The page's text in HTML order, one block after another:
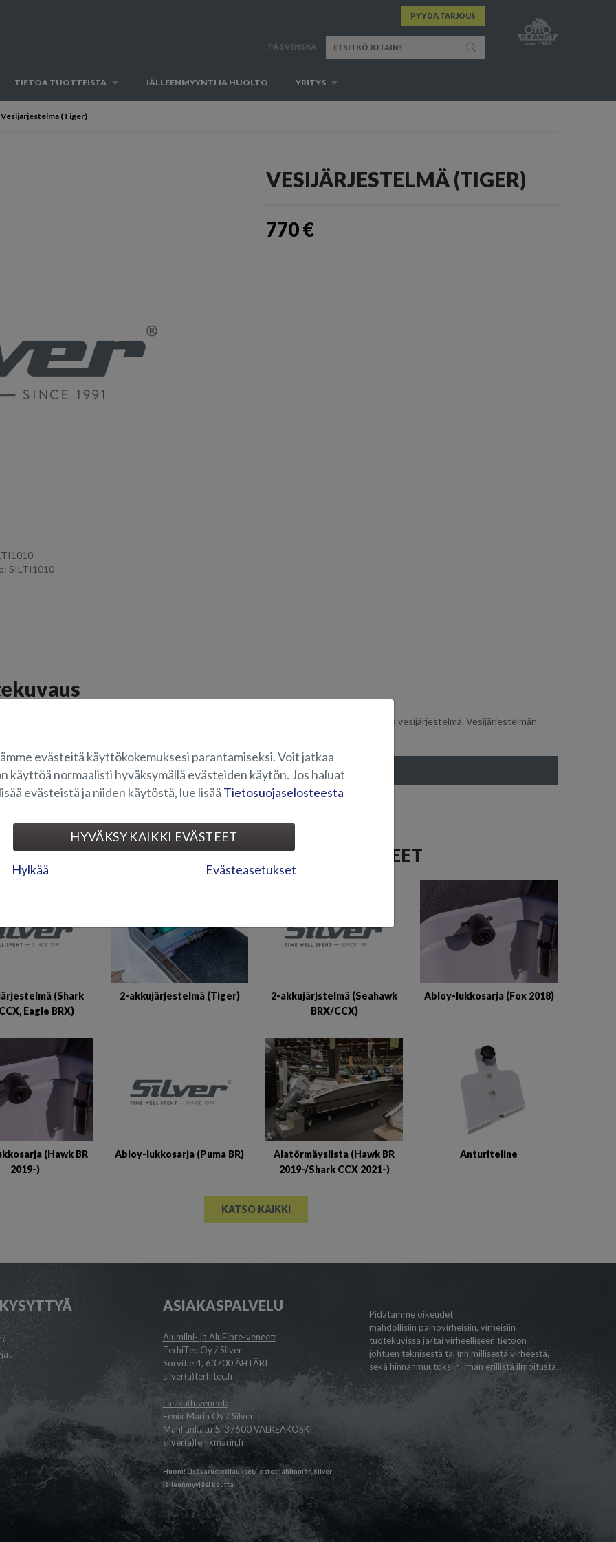
PYYDÄ TARJOUS
PÅ SVENSKA
TIETOA TUOTTEISTA JÄLLEENMYYNTI JA HUOLTO YRITYS
Vesijärjestelmä (Tiger)
SILTI1010
VESIJÄRJESTELMÄ (TIGER)
770 €
pulpetissa on pentteri jossa tiskiallas. Tiskialtaaseen on mahdollista asentaa vesihana ja vesijärjestelmä. Vesijärjestelmän
ELEKTRONIIKKA JA MUUT VARUSTEET
(Shark
Eagle BRX)
2-akkujärjestelmä (Tiger)
2-akkujärjstelmä (Seahawk
BRX/CCX)
Abloy-lukkosarja (Fox 2018)
(Hawk BR
2019-)
Abloy-lukkosarja (Puma BR)
Alatörmäyslista (Hawk BR
2019-/Shark CCX 2021-)
Anturiteline
KATSO KAIKKI
ASIAKASPALVELU
Alumiini- ja AluFibre-veneet:
TerhiTec Oy / Silver
Sorvitie 4, 63700 ÄHTÄRI
silver(a)terhitec.fi
Lasikuituveneet:
Fenix Marin Oy / Silver
Mahliankatu 5, 37600 VALKEAKOSKI
silver(a)fenixmarin.fi
Huom! Lisävarustetilaukset/-ostot lähimmän Silver-
jälleenmyyjäsikautta.
Pidätämme oikeudet
mahdollisiin painovirheisiin, virheisiin
tuotekuvissa ja/tai virheelliseen tietoon
johtuen teknisestä tai inhimillisestä virheestä,
sekä hinnanmuutoksiin ilman erillistä ilmoitusta.
evästeitä käyttökokemuksesi parantamiseksi. Voit jatkaa
käyttöä normaalisti hyväksymällä evästeiden käytön. Jos haluat
evästeistä ja niiden käytöstä, lue lisää Tietosuojaselosteesta
HYVÄKSY KAIKKI EVÄSTEET
Hylkää Evästeasetukset